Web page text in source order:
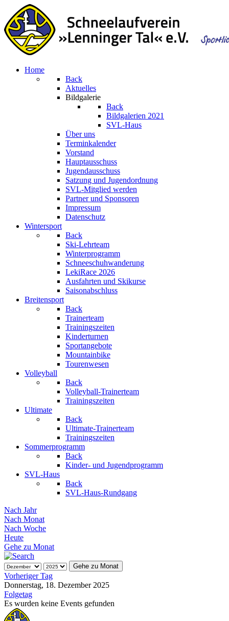
Home
Back
Aktuelles
Bildgalerie
Back
Bildgalerien 2021
SVL-Haus
Über uns
Terminkalender
Vorstand
Hauptausschuss
Jugendausschuss
Satzung und Jugendordnung
SVL-Mitglied werden
Partner und Sponsoren
Impressum
Datenschutz
Wintersport
Back
Ski-Lehrteam
Winterprogramm
Schneeschuhwanderung
LekiRace 2026
Ausfahrten und Skikurse
Saisonabschluss
Breitensport
Back
Trainerteam
Trainingszeiten
Kinderturnen
Sportangebote
Mountainbike
Tourenwesen
Volleyball
Back
Volleyball-Trainerteam
Trainingszeiten
Ultimate
Back
Ultimate-Trainerteam
Trainingszeiten
Sommerprogramm
Back
Kinder- und Jugendprogramm
SVL-Haus
Back
SVL-Haus-Rundgang
Nach Jahr
Nach Monat
Nach Woche
Heute
Gehe zu Monat
Gehe zu Monat
Vorheriger Tag
Donnerstag, 18. Dezember 2025
Folgetag
Es wurden keine Events gefunden